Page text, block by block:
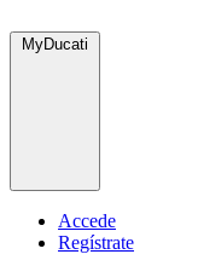
MyDucati
Accede
Regístrate